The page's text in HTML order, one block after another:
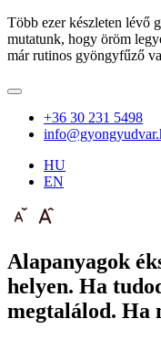
Több ezer készleten lévő
mutatunk, hogy öröm
már rutinos gyöngyfűző
+36 30 231 5498
HU
EN
Alapanyagok
helyen. Ha
megtalálod. Ha